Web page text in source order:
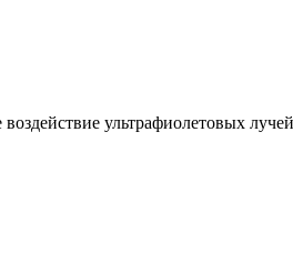
ультрафиолетовых